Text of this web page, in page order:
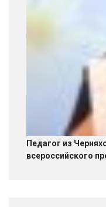
Педагог из
всероссийского